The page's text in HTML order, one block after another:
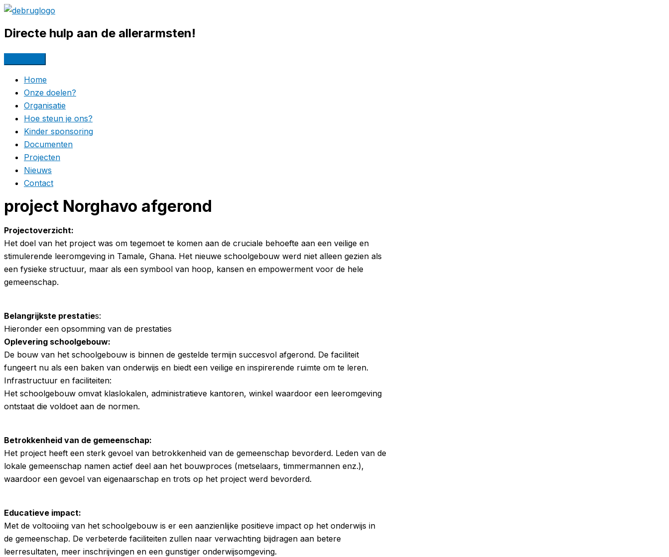
Ga
de
Directe hulp aan de allerarmsten!
Home
Onze doelen?
Organisatie
Hoe steun je ons?
Kinder sponsoring
Documenten
Projecten
Nieuws
Contact
project Norghavo afgerond
Projectoverzicht:
Het doel van het project was om tegemoet te komen aan de cruciale behoefte aan een veilige en
stimulerende leeromgeving in Tamale, Ghana. Het nieuwe schoolgebouw werd niet alleen gezien als
een fysieke structuur, maar als een symbool van hoop, kansen en empowerment voor de hele
gemeenschap.
Belangrijkste prestaties:
Hieronder een opsomming van de prestaties
Oplevering schoolgebouw:
De bouw van het schoolgebouw is binnen de gestelde termijn succesvol afgerond. De faciliteit
fungeert nu als een baken van onderwijs en biedt een veilige en inspirerende ruimte om te leren.
Infrastructuur en faciliteiten:
Het schoolgebouw omvat klaslokalen, administratieve kantoren, winkel waardoor een leeromgeving
ontstaat die voldoet aan de normen.
Betrokkenheid van de gemeenschap:
Het project heeft een sterk gevoel van betrokkenheid van de gemeenschap bevorderd. Leden van de
lokale gemeenschap namen actief deel aan het bouwproces (metselaars, timmermannen enz.),
waardoor een gevoel van eigenaarschap en trots op het project werd bevorderd.
Educatieve impact:
Met de voltooiing van het schoolgebouw is er een aanzienlijke positieve impact op het onderwijs in
de gemeenschap. De verbeterde faciliteiten zullen naar verwachting bijdragen aan betere
leerresultaten, meer inschrijvingen en een gunstiger onderwijsomgeving.